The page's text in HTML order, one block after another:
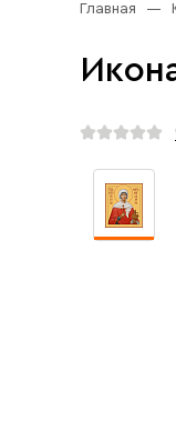
Услуги
Главная